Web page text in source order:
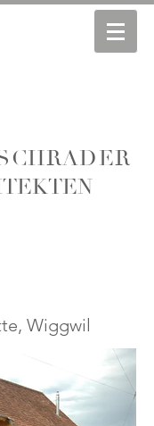
Wiggwil